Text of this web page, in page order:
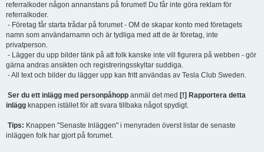
referralkoder någon annanstans på forumet! Du får inte göra reklam för
referralkoder.
- Företag får starta trådar på forumet - OM de skapar konto med företagets
namn som användarnamn och är tydliga med att de är företag, inte
privatperson.
- Lägger du upp bilder tänk på att folk kanske inte vill figurera på webben - gör
gärna andras ansikten och registreringsskyltar suddiga.
- All text och bilder du lägger upp kan fritt användas av Tesla Club Sweden.
Ser du ett inlägg med personpåhopp anmäl det med [!] Rapportera detta
inlägg knappen istället för att svara tillbaka något spydigt.
Tips: Knappen "Senaste Inläggen" i menyraden överst listar de senaste
inläggen folk har gjort på forumet.